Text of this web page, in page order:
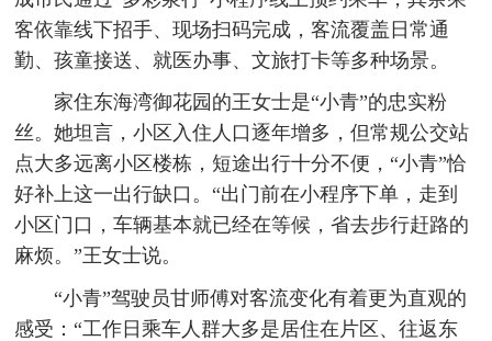
客依靠线下招手、现场扫码完成，客流覆盖日常通
勤、孩童接送、就医办事、文旅打卡等多种场景。
家住东海湾御花园的王女士是“小青”的忠实粉
丝。她坦言，小区入住人口逐年增多，但常规公交站
点大多远离小区楼栋，短途出行十分不便，“小青”恰
好补上这一出行缺口。“出门前在小程序下单，走到
小区门口，车辆基本就已经在等候，省去步行赶路的
麻烦。”王女士说。
“小青”驾驶员甘师傅对客流变化有着更为直观的
感受：“工作日乘车人群大多是居住在片区、往返东